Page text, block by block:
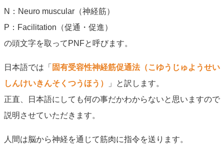
N：Neuro muscular（神経筋）
P：Facilitation（促通・促進）
の頭文字を取ってPNFと呼びます。
日本語では「 固有受容性神経筋促通法（こゆうじゅようせい
しんけいきんそくつうほう）
」と訳します。
正直、日本語にしても何の事だかわからないと思いますので
説明させていただきます。
人間は脳から神経を通じて筋肉に指令を送ります。